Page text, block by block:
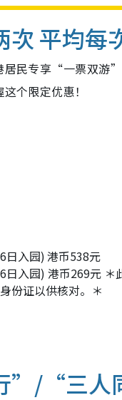
次 平均每
民专享“一票双游
个限定优惠！
日入园)港币538元
入园) 港币269元
份证以供核对。＊
”/“三人